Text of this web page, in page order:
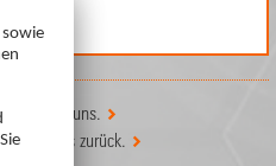
Sie uns.
Sie es zurück.